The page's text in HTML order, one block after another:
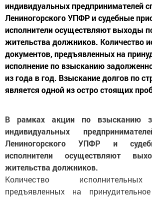
индивидуальных предпринимателей
Лениногорского УПФР и судебные
исполнители осуществляют выходы
жительства должников. Количество
документов, предъявленных на
исполнение по взысканию
из года в год. Взыскание долгов по
является одной из остро стоящих
В рамках акции по взысканию
индивидуальных
Лениногорского УПФР и
исполнители осуществляют
жительства должников.
Количество
предъявленных на